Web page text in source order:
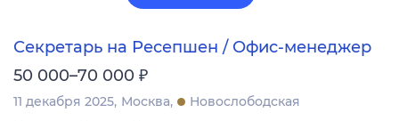
Секретарь на Ресепшен / Офис-менеджер
50 000–70 000 ₽
11 декабря 2025 Москва
Новослободская